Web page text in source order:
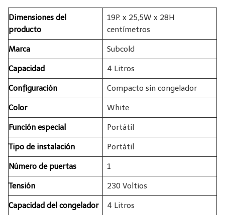
Dimensiones del
producto
19P. x 25,5W x 28H
centímetros
Marca Subcold
Capacidad 4 Litros
Configuración Compacto sin congelador
Color White
Función especial Portátil
Tipo de instalación Portátil
Número de puertas 1
Tensión 230 Voltios
Capacidad del congelador 4 Litros